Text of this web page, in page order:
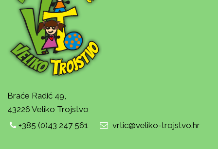
Braće Radić 49,
43226 Veliko Trojstvo
+385 (0)43 247 561
vrtic@veliko-trojstvo.hr